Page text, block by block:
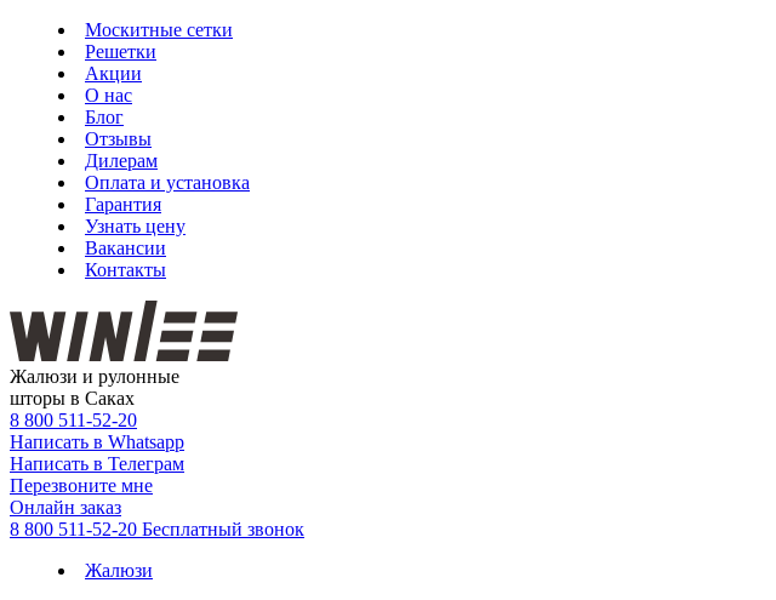
Москитные сетки
Решетки
Акции
О нас
Блог
Отзывы
Дилерам
Оплата и установка
Гарантия
Узнать цену
Вакансии
Контакты
Жалюзи и рулонные
шторы в Саках
8 800 511-52-20
Написать в Whatsapp
Написать в Телеграм
Перезвоните мне
Онлайн заказ
8 800 511-52-20 Бесплатный звонок
Жалюзи